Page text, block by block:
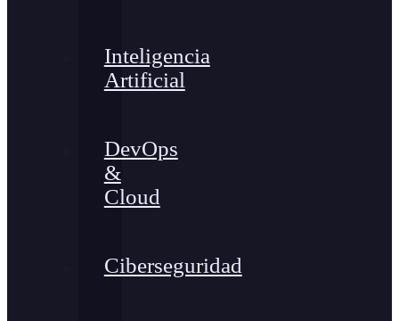
Inteligencia
Artificial
DevOps
&
Cloud
Ciberseguridad